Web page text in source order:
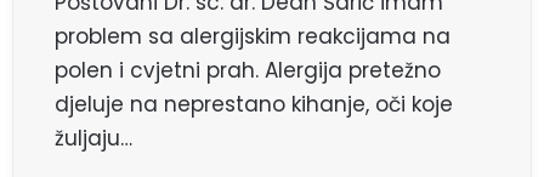
problem sa alergijskim reakcijama na
polen i cvjetni prah. Alergija pretežno
djeluje na neprestano kihanje, oči koje
žuljaju…